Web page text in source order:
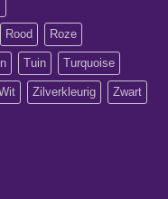
Rood Roze
Tuin Turquoise
Zilverkleurig Zwart